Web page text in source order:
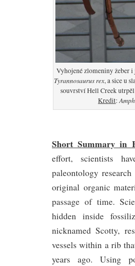
Vyhojené zlomeniny žeber
Tyrannosaurus rex, a sice u
souvrství Hell Creek
Kredit:
Short Summary in
effort, scientists
paleontology
original organic
passage of time.
hidden inside
nicknamed Scotty,
vessels within a rib
years ago. Using